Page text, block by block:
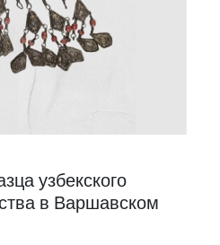
узбекского
в Варшавском